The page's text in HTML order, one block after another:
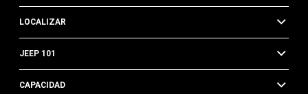
LOCALIZAR
JEEP 101
CAPACIDAD